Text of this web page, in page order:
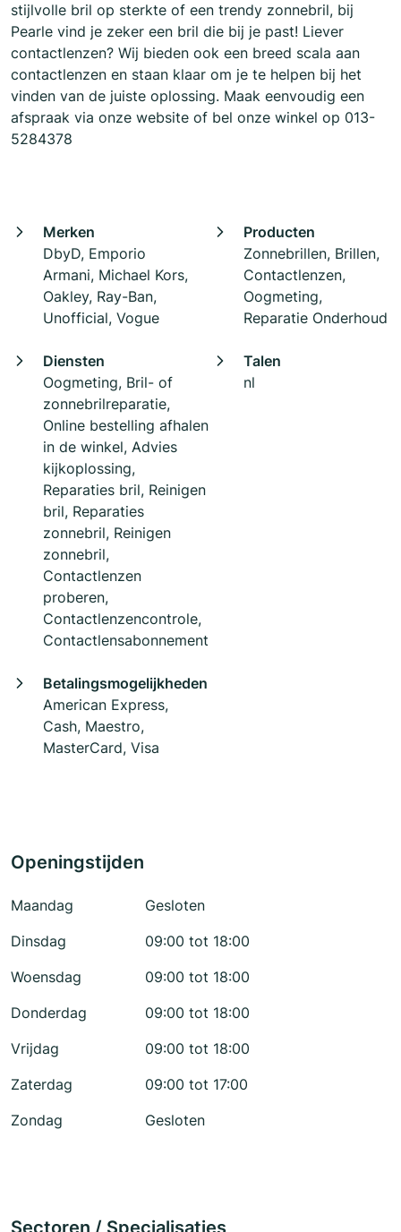
stijlvolle bril op sterkte of een trendy zonnebril, bij
Pearle vind je zeker een bril die bij je past! Liever
contactlenzen? Wij bieden ook een breed scala aan
contactlenzen en staan klaar om je te helpen bij het
vinden van de juiste oplossing. Maak eenvoudig een
afspraak via onze website of bel onze winkel op 013-
5284378
Merken
DbyD, Emporio
Armani, Michael Kors,
Oakley, Ray-Ban,
Unofficial, Vogue
Producten
Zonnebrillen, Brillen,
Contactlenzen,
Oogmeting,
Reparatie Onderhoud
Diensten
Oogmeting, Bril- of
zonnebrilreparatie,
Online bestelling afhalen
in de winkel, Advies
kijkoplossing,
Reparaties bril, Reinigen
bril, Reparaties
zonnebril, Reinigen
zonnebril,
Contactlenzen
proberen,
Contactlenzencontrole,
Contactlensabonnement
Talen
nl
Betalingsmogelijkheden
American Express,
Cash, Maestro,
MasterCard, Visa
Openingstijden
Maandag
Gesloten
Dinsdag
09:00 tot 18:00
Woensdag
09:00 tot 18:00
Donderdag
09:00 tot 18:00
Vrijdag
09:00 tot 18:00
Zaterdag
09:00 tot 17:00
Zondag
Gesloten
Sectoren / Specialisaties